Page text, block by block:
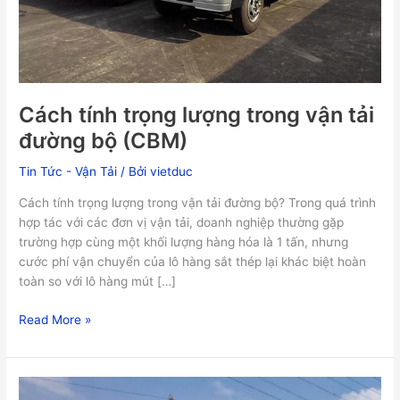
Cách tính trọng lượng trong vận tải
đường bộ (CBM)
Tin Tức - Vận Tải / Bởivietduc
Cách tính trọng lượng trong vận tải đường bộ? Trong quá trình
hợp tác với các đơn vị vận tải, doanh nghiệp thường gặp
trường hợp cùng một khối lượng hàng hóa là 1 tấn, nhưng
cước phí vận chuyển của lô hàng sắt thép lại khác biệt hoàn
toàn so với lô hàng mút […]
bộ
(CBM)
Read More »
Dịch